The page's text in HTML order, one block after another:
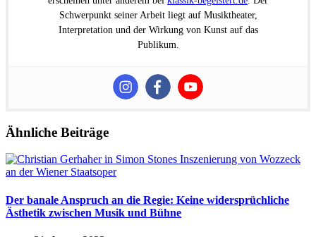
Schwerpunkt seiner Arbeit liegt auf Musiktheater,
Interpretation und der Wirkung von Kunst auf das
Publikum.
Ähnliche Beiträge
Der banale Anspruch an die Regie: Keine widersprüchliche
Ästhetik zwischen Musik und Bühne